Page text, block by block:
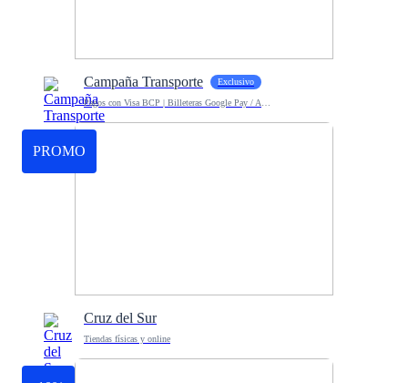
Campaña Transporte Exclusivo
PROMO
Cruz del Sur
Tiendas físicas y online